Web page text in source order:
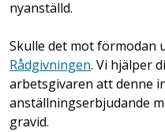
nyanställd.
Skulle det mot förmodan
Rådgivningen. Vi hjälper
arbetsgivaren att denne
anställningserbjudande
gravid.